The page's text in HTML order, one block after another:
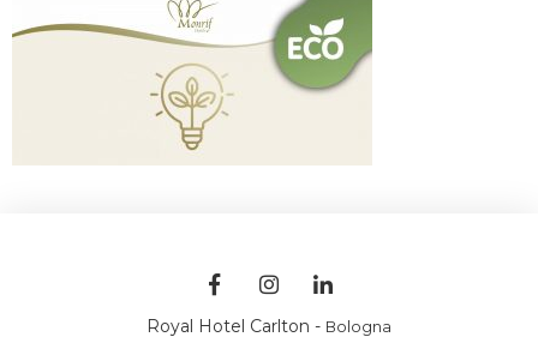
Royal Hotel Carlton - Bologna